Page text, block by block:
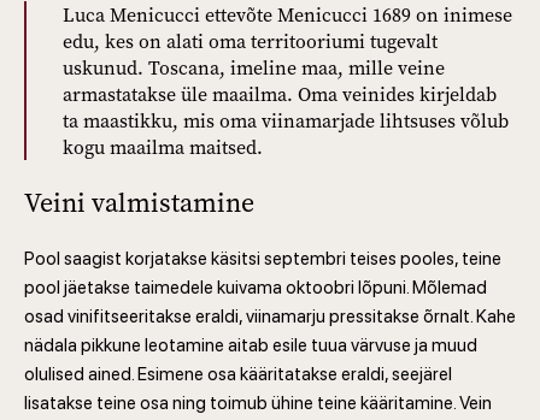
Luca Menicucci ettevõte Menicucci 1689 on inimese
edu, kes on alati oma territooriumi tugevalt
uskunud. Toscana, imeline maa, mille veine
armastatakse üle maailma. Oma veinides kirjeldab
ta maastikku, mis oma viinamarjade lihtsuses võlub
kogu maailma maitsed.
Veini valmistamine
Pool saagist korjatakse käsitsi septembri teises pooles, teine
pool jäetakse taimedele kuivama oktoobri lõpuni. Mõlemad
osad vinifitseeritakse eraldi, viinamarju pressitakse õrnalt. Kahe
nädala pikkune leotamine aitab esile tuua värvuse ja muud
olulised ained. Esimene osa kääritatakse eraldi, seejärel
lisatakse teine osa ning toimub ühine teine kääritamine. Vein